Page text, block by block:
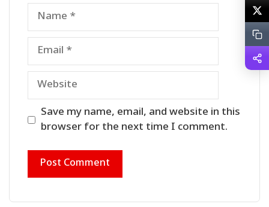
Name
Email
Website
Save my name, email, and website in this
browser for the next time I comment.